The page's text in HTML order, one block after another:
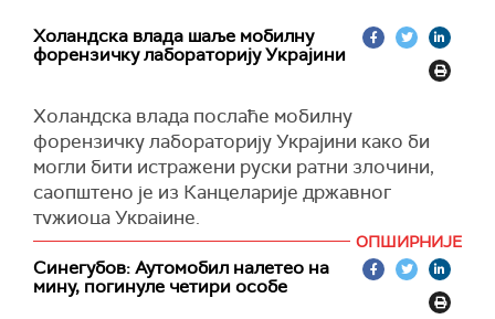
Холандска влада шаље мобилну
форензичку лабораторију Украјини
Холандска влада послаће мобилну
форензичку лабораторију Украјини како би
могли бити истражени руски ратни злочини,
саопштено је из Канцеларије државног
тужиоца Украјине.
Државни тужилац Андриј Костин састао се са
министром спољних послова Холандије
Каспаром Велдкампом, пренела је агенција
ОПШИРНИЈЕ
Синегубов: Аутомобил налетео на
мину, погинуле четири особе